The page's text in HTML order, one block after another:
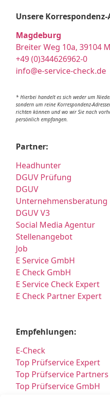
Unsere
Magdeburg
Breiter Weg 10a, 39104
+49 (0)344626962-0
info@e-service-check.de
* Hierbei handelt es sich weder um
sondern um reine Korrespondenz-
richten können und wo wir Sie nach
persönlich empfangen.
Partner:
Headhunter
DGUV Prüfung
DGUV
Unternehmensberatung
DGUV V3
Social Media Agentur
Stellenangebot
Job
E Service GmbH
E Check GmbH
E Service Check Expert
E Check Partner Expert
Empfehlungen:
E-Check
Top Prüfservice Expert
Top Prüfservice Partners
Top Prüfservice GmbH